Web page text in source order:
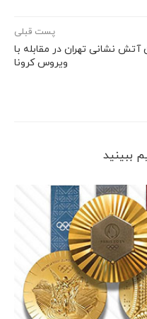
پست قبلی
آتش نشانی تهران در مقابله با
ویروس کرونا